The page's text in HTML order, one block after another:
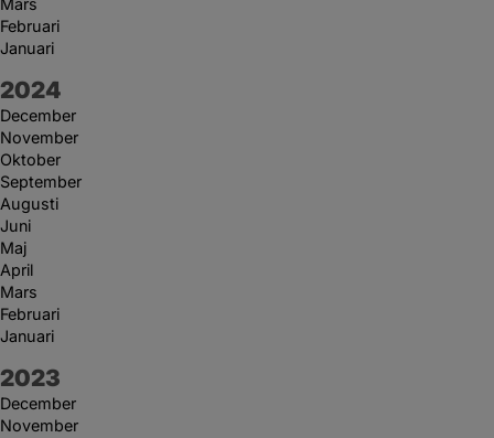
Februari
Januari
År:
2024
December
November
Oktober
September
Augusti
Juni
Maj
April
Mars
Februari
Januari
År:
2023
December
November